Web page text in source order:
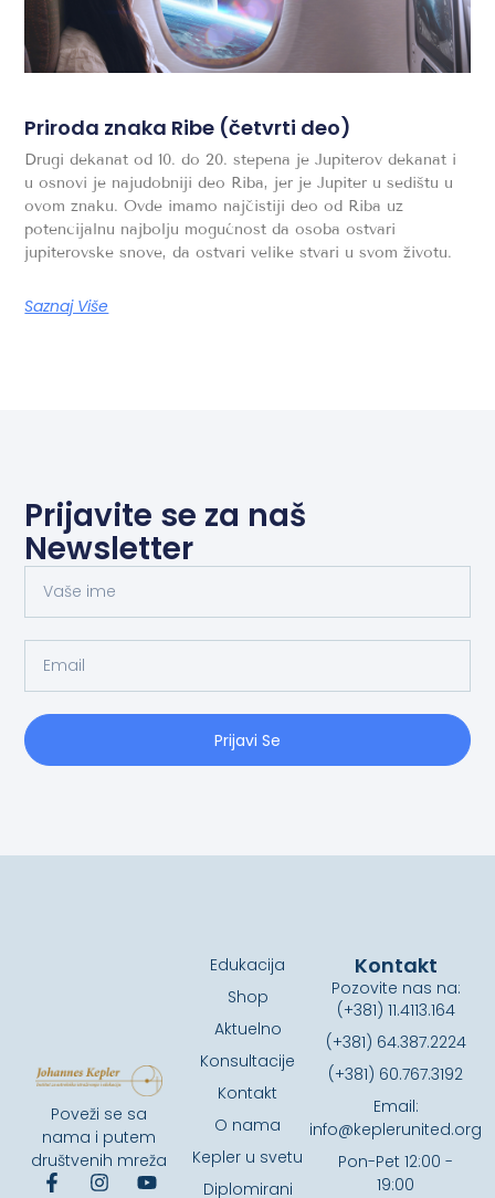
Priroda znaka Ribe (četvrti deo)
Drugi dekanat od 10. do 20. stepena je Jupiterov dekanat i
u osnovi je najudobniji deo Riba, jer je Jupiter u sedištu u
ovom znaku. Ovde imamo najčistiji deo od Riba uz
potencijalnu najbolju mogućnost da osoba ostvari
jupiterovske snove, da ostvari velike stvari u svom životu.
Saznaj Više
Prijavite se za naš
Newsletter
Prijavi Se
Poveži se sa
nama i putem
društvenih mreža
Edukacija
Shop
Aktuelno
Konsultacije
Kontakt
O nama
Kepler u svetu
Diplomirani
Kontakt
Pozovite nas na:
(+381) 11.4113.164
(+381) 64.387.2224
(+381) 60.767.3192
Email:
info@keplerunited.org
Pon-Pet 12:00 -
19:00